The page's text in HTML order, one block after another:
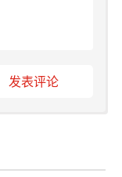
发表评论